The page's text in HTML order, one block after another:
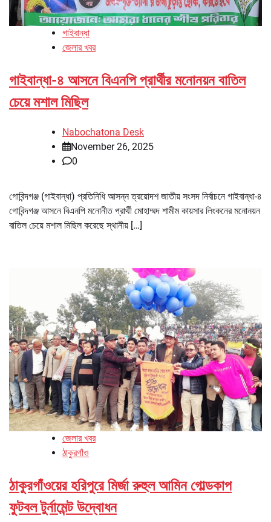
গাইবান্ধা
জেলার খবর
গাইবান্ধা-৪ আসনে বিএনপি প্রার্থীর মনোনয়ন বাতিল
চেয়ে মশাল মিছিল
Nabochatona Desk
November 26, 2025
0
গোবিন্দগঞ্জ (গাইবান্ধা) প্রতিনিধি আসন্ন ত্রয়োদশ জাতীয় সংসদ নির্বাচনে গাইবান্ধা-৪
গোবিন্দগঞ্জ আসনে বিএনপি মনোনীত প্রার্থী মোহাম্মদ শামীম কায়সার লিংকনের মনোনয়ন
বাতিল চেয়ে মশাল মিছিল করেছে স্থানীয় […]
জেলার খবর
ঠাকুরগাঁও
ঠাকুরগাঁওয়ের হরিপুরে মির্জা রুহুল আমিন গোল্ডকাপ
ফুটবল টুর্নামেন্ট উদ্বোধন